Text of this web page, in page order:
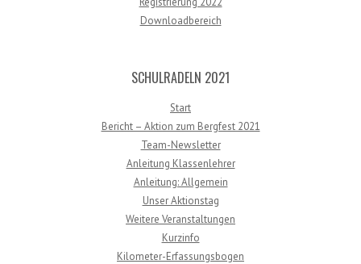
Downloadbereich
SCHULRADELN 2021
Start
Bericht – Aktion zum Bergfest 2021
Team-Newsletter
Anleitung Klassenlehrer
Anleitung: Allgemein
Unser Aktionstag
Weitere Veranstaltungen
Kurzinfo
Kilometer-Erfassungsbogen